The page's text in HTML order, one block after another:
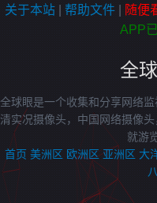
关于本站 帮助文件 随便
APP
全
全球眼是一个收集和分享网络
清实况摄像头，中国网络摄像
就游
首页 美洲区 欧洲区 亚洲区 大